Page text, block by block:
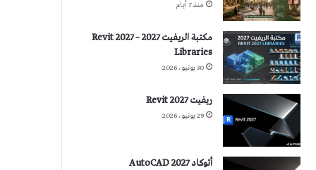
منذ 7 أيام
مكتبة الريفيت 2027 – Revit 2027
Libraries
30 يونيو، 2026
ريفيت 2027 Revit
29 يونيو، 2026
أتوكاد 2027 AutoCAD